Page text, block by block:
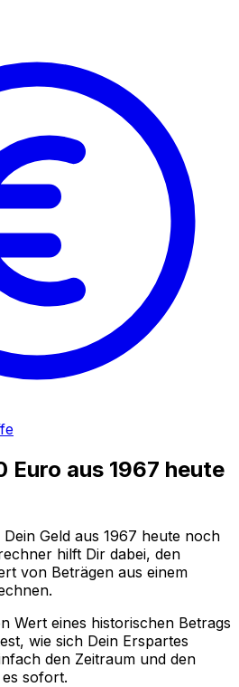
Euro aus 1967 heute
Geld aus 1967 heute noch
hilft Dir dabei, den
von Beträgen aus einem
Wert eines historischen Betrags
wie sich Dein Erspartes
den Zeitraum und den
sofort.